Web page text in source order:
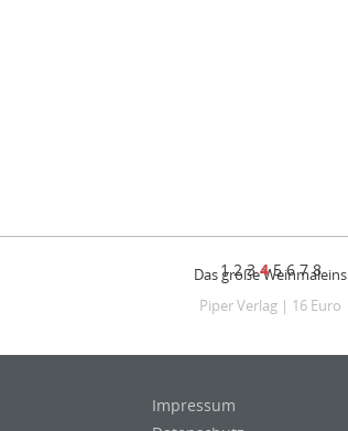
Das große Weinmaleins
Piper Verlag | 16 Euro
1 2 3 4 5 6 7 8
Impressum